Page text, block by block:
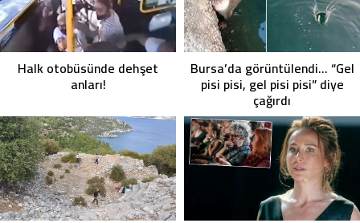
Halk otobüsünde dehşet
anları!
Bursa’da görüntülendi… “Gel
pisi pisi, gel pisi pisi” diye
çağırdı